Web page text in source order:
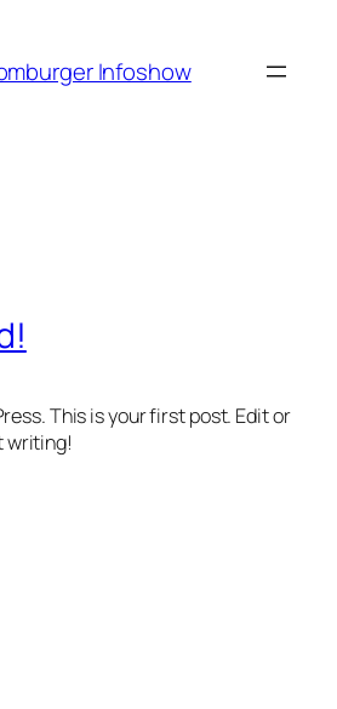
Infoshow
This is your first post. Edit or
writing!